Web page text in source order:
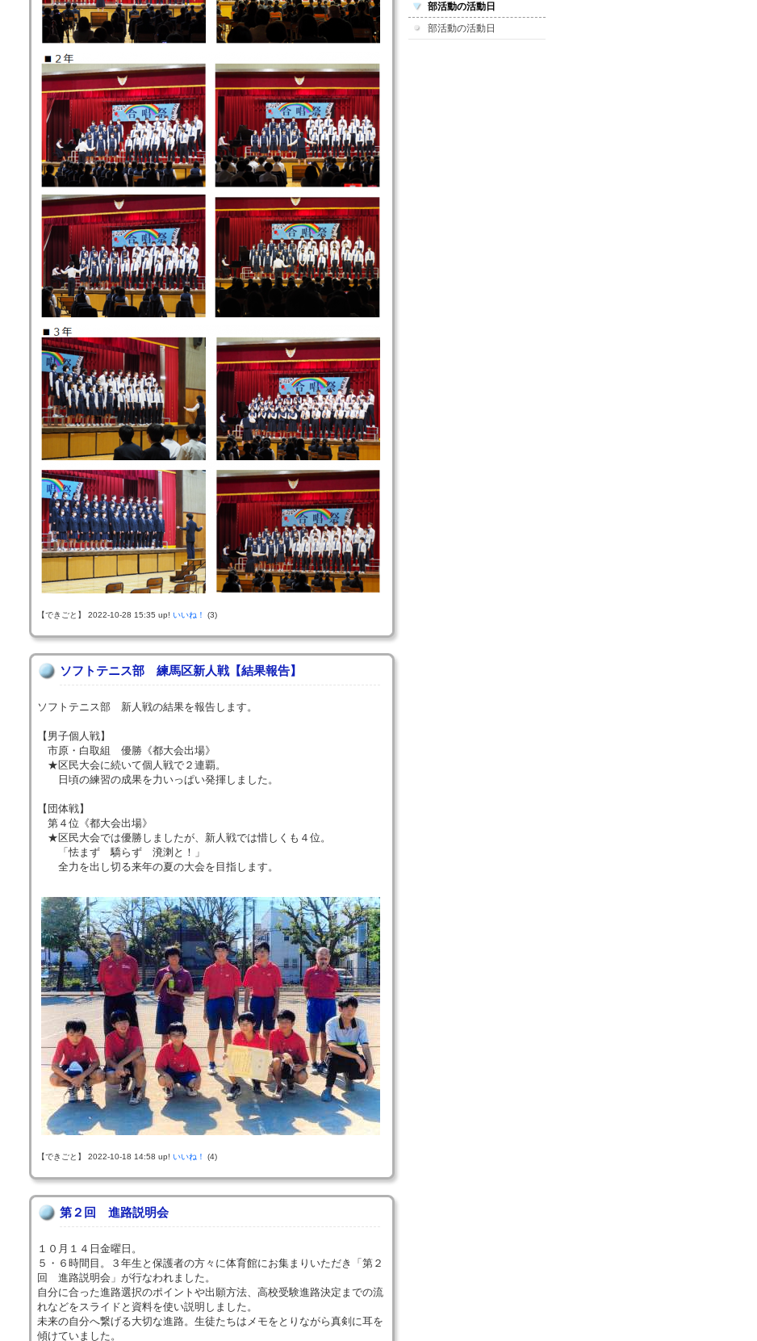
【できごと】 2022-10-28 15:35 up! いいね！ (3)
ソフトテニス部 練馬区新人戦【結果報告】
ソフトテニス部 新人戦の結果を報告します。
【男子個人戦】
市原・白取組 優勝《都大会出場》
★区民大会に続いて個人戦で２連覇。
日頃の練習の成果を力いっぱい発揮しました。
【団体戦】
第４位《都大会出場》
★区民大会では優勝しましたが、新人戦では惜しくも４位。
「怯まず 驕らず 溌溂と！」
全力を出し切る来年の夏の大会を目指します。
【できごと】 2022-10-18 14:58 up! いいね！ (4)
第２回 進路説明会
１０月１４日金曜日。
５・６時間目。３年生と保護者の方々に体育館にお集まりいただき「第２
回 進路説明会」が行なわれました。
自分に合った進路選択のポイントや出願方法、高校受験進路決定までの流
れなどをスライドと資料を使い説明しました。
未来の自分へ繋げる大切な進路。生徒たちはメモをとりながら真剣に耳を
傾けていました。
部活動の活動日
部活動の活動日